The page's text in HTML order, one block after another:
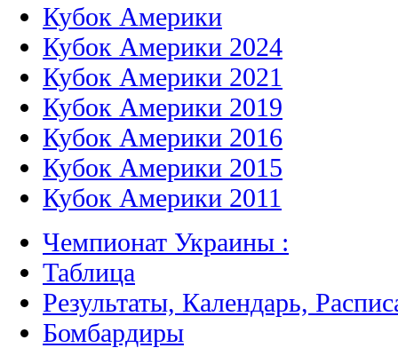
Кубок Америки
Кубок Америки 2024
Кубок Америки 2021
Кубок Америки 2019
Кубок Америки 2016
Кубок Америки 2015
Кубок Америки 2011
Чемпионат Украины :
Таблица
Результаты, Календарь,
Бомбардиры